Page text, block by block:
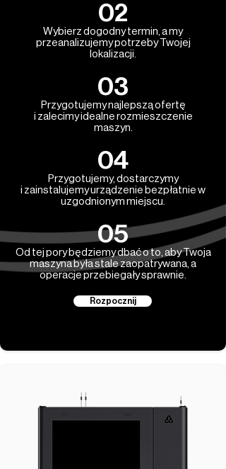
02
Wybierz dogodny termin, a my
przeanalizujemy potrzeby Twojej
lokalizacji.
03
Przygotujemy najlepszą ofertę
i zalecimy idealne rozmieszczenie
maszyn.
04
Przygotujemy, dostarczymy
i zainstalujemy urządzenie bezpłatnie w
uzgodnionym miejscu.
05
Od tej pory będziemy dbać o to, aby Twoja
maszyna była stale zaopatrywana, a
operacje przebiegały sprawnie.
Rozpocznij